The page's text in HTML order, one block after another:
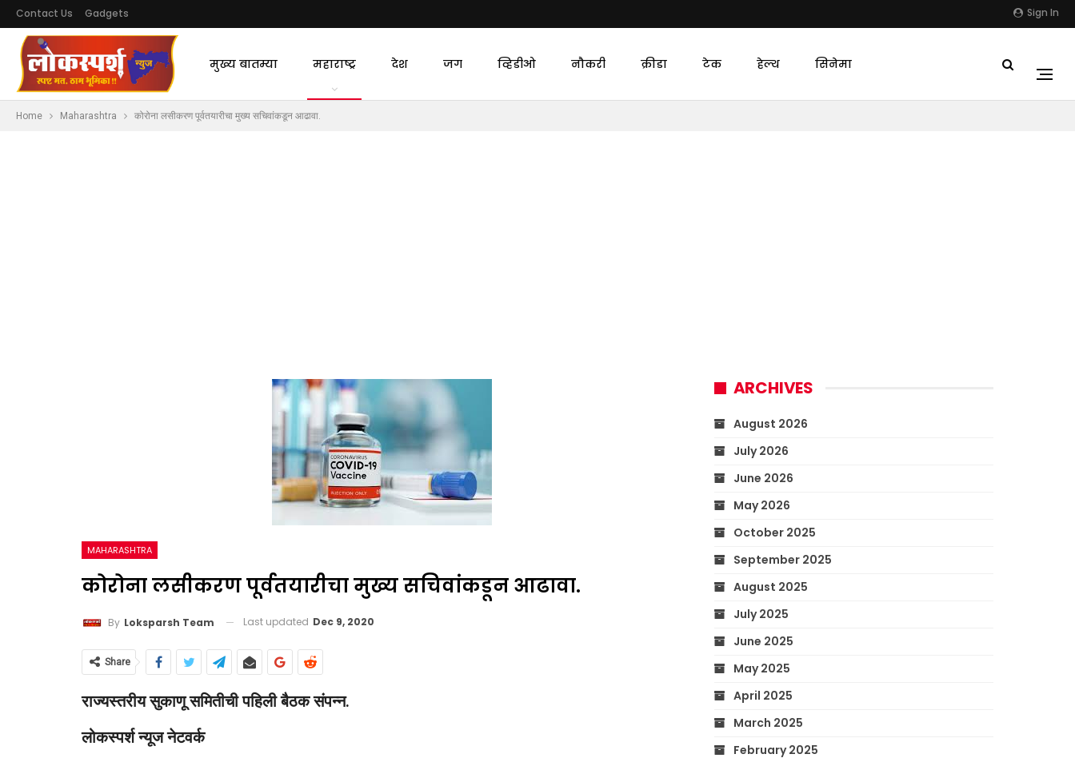
Sign In
Contact Us Gadgets
मुख्य बातम्या महाराष्ट्र देश जग व्हिडीओ नौकरी क्रीडा टेक हेल्थ सिनेमा
Home Maharashtra कोरोना लसीकरण पूर्वतयारीचा मुख्य सचिवांकडून आढावा.
MAHARASHTRA
कोरोना लसीकरण पूर्वतयारीचा मुख्य सचिवांकडून आढावा.
By Loksparsh Team Last updated Dec 9, 2020
Share
राज्यस्तरीय सुकाणू समितीची पहिली बैठक संपन्न.
लोकस्पर्श न्यूज नेटवर्क
ARCHIVES
August 2026
July 2026
June 2026
May 2026
October 2025
September 2025
August 2025
July 2025
June 2025
May 2025
April 2025
March 2025
February 2025